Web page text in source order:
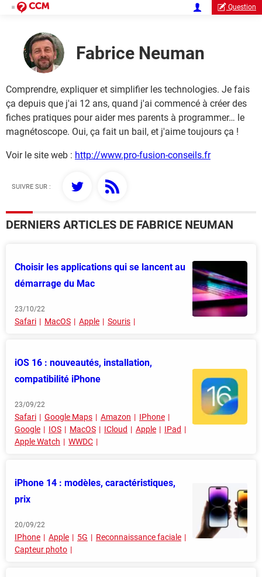
Question
Fabrice Neuman
Comprendre, expliquer et simplifier les technologies. Je fais
ça depuis que j'ai 12 ans, quand j'ai commencé à créer des
fiches pratiques pour aider mes parents à programmer… le
magnétoscope. Oui, ça fait un bail, et j'aime toujours ça !
Voir le site web : http://www.pro-fusion-conseils.fr
SUIVRE SUR :
DERNIERS ARTICLES DE FABRICE NEUMAN
Choisir les applications qui se lancent au
démarrage du Mac
23/10/22
Safari MacOS Apple Souris
iOS 16 : nouveautés, installation,
compatibilité iPhone
23/09/22
Safari Google Maps Amazon
IPhone
Google
IOS MacOS ICloud Apple
IPad
Apple Watch
WWDC
iPhone 14 : modèles, caractéristiques,
prix
20/09/22
IPhone Apple 5G
Reconnaissance faciale
Capteur photo